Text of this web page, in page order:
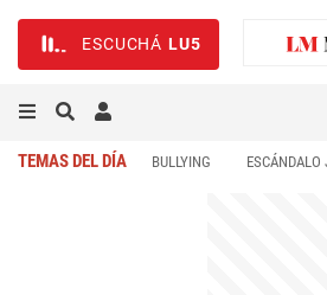
ESCUCHÁ LU5
TEMAS DEL DÍA BULLYING ESCÁNDALO